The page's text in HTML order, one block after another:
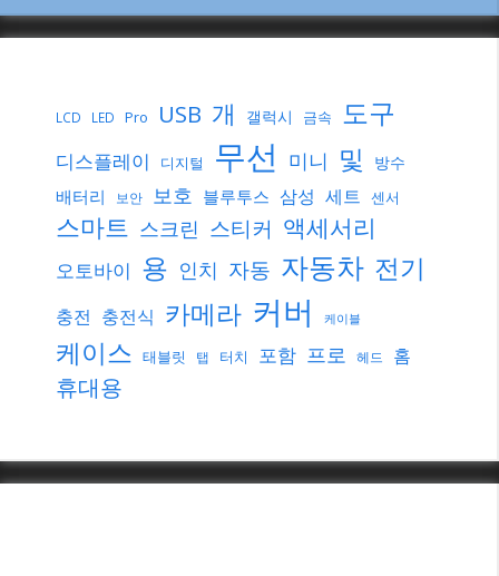
LCD LED Pro USB 개 갤럭시 금속 도구
디스플레이 디지털 무선 미니 및 방수
배터리 보안 보호 블루투스 삼성 세트 센서
스마트 스크린 스티커 액세서리
오토바이 용 인치 자동 자동차 전기
충전 충전식 카메라 커버 케이블
케이스 태블릿 탭 터치 포함 프로 헤드 홈
휴대용